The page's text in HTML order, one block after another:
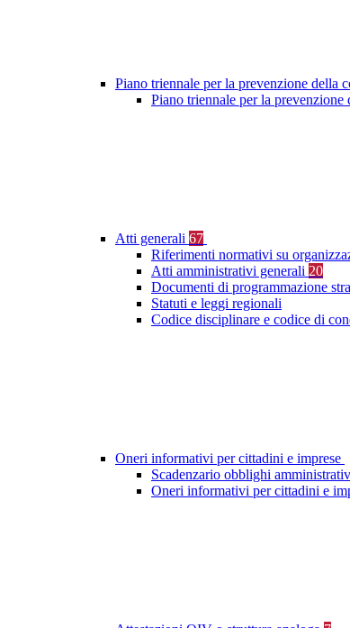
Piano triennale per la prevenzione della
Piano triennale per la
Atti generali 67
Riferimenti normativi su
Atti amministrativi generali 20
Documenti di programmazione
Statuti e leggi regionali
Codice disciplinare e codice di
Oneri informativi per cittadini e imprese
Scadenzario obblighi
Oneri informativi per cittadini e